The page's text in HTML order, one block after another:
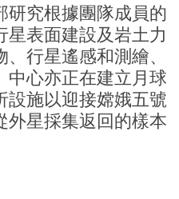
研究根據團隊成員的
表面建設及岩土力
行星遙感和測繪、
中心亦正在建立月球
設施以迎接嫦娥五號
外星採集返回的樣本